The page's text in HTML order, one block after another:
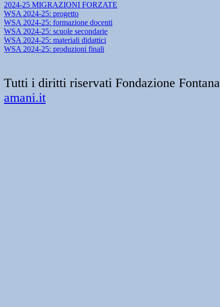
2024-25 MIGRAZIONI FORZATE
WSA 2024-25: progetto
WSA 2024-25: formazione docenti
WSA 2024-25: scuole secondarie
WSA 2024-25: materiali didattici
WSA 2024-25: produzioni finali
Tutti i diritti riservati Fondazione
amani.it